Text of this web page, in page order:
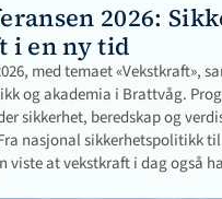
2026:
i en ny tid
med temaet «Vekstkraft»,
og akademia i Brattvåg.
sikkerhet, beredskap og
nasjonal sikkerhetspolitikk
viste at vekstkraft i dag også